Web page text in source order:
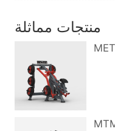
منتجات مماثلة